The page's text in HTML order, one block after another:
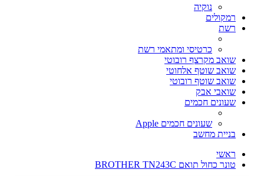
נוקיה
רמקולים
רשת
כרטיסי ומתאמי רשת
שואב מקרצף רובוטי
שואב שוטף אלחוטי
שואב שוטף רובוטי
שואבי אבק
שעונים חכמים
שעונים חכמים Apple
בניית מחשב
ראשי
טונר כחול תואם BROTHER TN243C